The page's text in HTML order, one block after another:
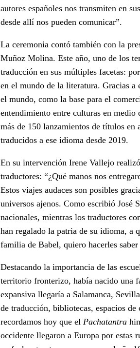
autores españoles nos transmiten en
desde allí nos pueden comunicar”.
La ceremonia contó también con la
Muñoz Molina. Este año, uno de los
traducción en sus múltiples facetas:
en el mundo de la literatura. Gracias a
el mundo, como la base para el
entendimiento entre culturas en medio
más de 150 lanzamientos de títulos en
traducidos a ese idioma desde 2019.
En su intervención Irene Vallejo
traductores: “¿Qué manos nos
Estos viajes audaces son posibles
universos ajenos. Como escribió José
nacionales, mientras los traductores
han regalado la patria de su idioma, a
familia de Babel, quiero hacerles
Destacando la importancia de las
territorio fronterizo, había nacido una
expansiva llegaría a Salamanca,
de traducción, bibliotecas, espacios
recordamos hoy que el Pachatantra
occidente llegaron a Europa por estas